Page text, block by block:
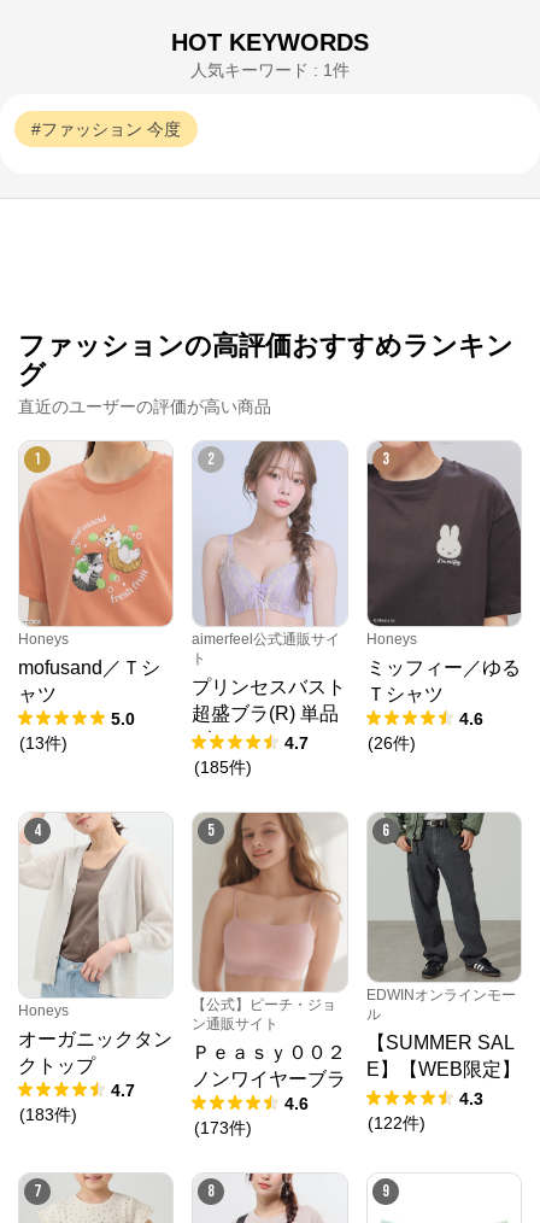
HOT KEYWORDS
人気キーワード : 1件
ファッション 今度
ファッションの高評価おすすめランキン
グ
直近のユーザーの評価が高い商品
1
Honeys
mofusand／Ｔシ
ャツ
5.0
(13件)
2
aimerfeel公式通販サイ
ト
プリンセスバスト
超盛ブラ(R) 単品
ブラジャー4.7
(185件)
3
Honeys
ミッフィー／ゆる
Ｔシャツ
4.6
(26件)
4
Honeys
オーガニックタン
クトップ
4.7
(183件)
5
【公式】ピーチ・ジョ
ン通販サイト
Ｐｅａｓｙ００２
ノンワイヤーブラ
4.6
(173件)
6
EDWINオンラインモー
ル
【SUMMER SAL
E】【WEB限定】
STEPMARK ルー
ズペインターパン
4.3
(122件)
7 8 9